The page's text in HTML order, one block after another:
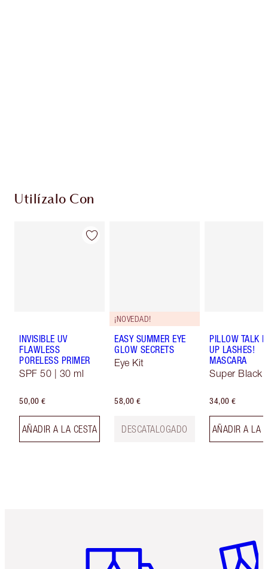
Utilízalo Con
INVISIBLE UV
FLAWLESS
PORELESS PRIMER
SPF 50 | 30 ml
50,00 €
AÑADIR A LA CESTA
¡NOVEDAD!
EASY SUMMER EYE
GLOW SECRETS
Eye Kit
58,00 €
DESCATALOGADO
PILLOW TALK
UP LASHES!
MASCARA
Super Black
34,00 €
AÑADIR A LA